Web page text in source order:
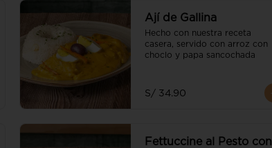
Ají de Gallina
Hecho con nuestra receta
casera, servido con arroz con
choclo y papa sancochada
S/ 34.90
Fettuccine al Pesto con